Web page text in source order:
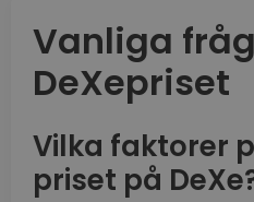
Vanliga
DeXepriset
Vilka faktorer
priset på